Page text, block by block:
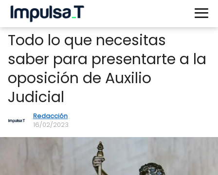
Todo lo que necesitas
saber para presentarte a la
oposición de Auxilio
Judicial
Redacción
16/02/2023